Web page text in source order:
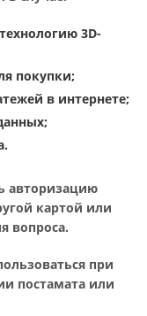
3D-
покупки;
в интернете;
авторизацию
картой или
вопроса.
при
постамата или